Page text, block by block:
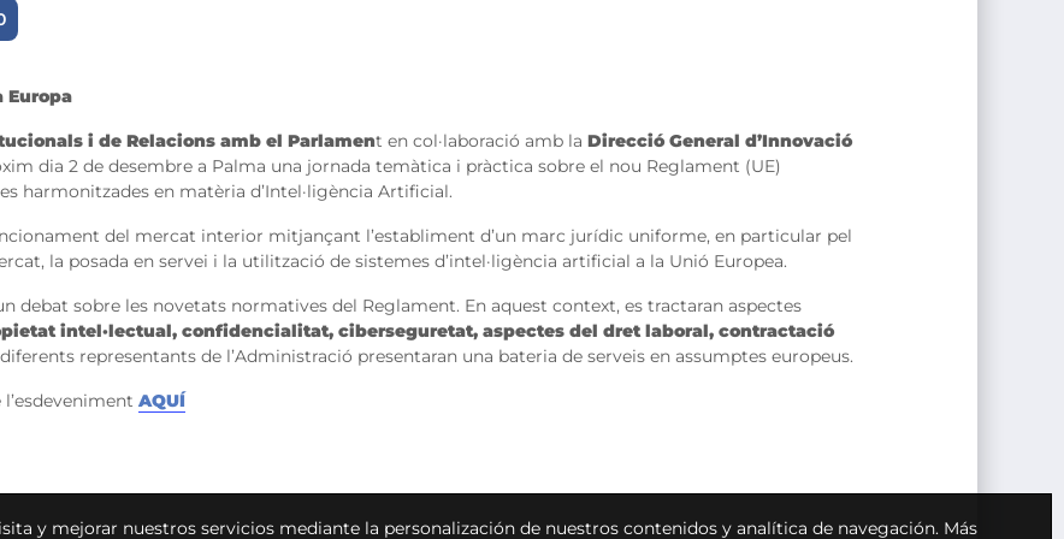
Europa
i de Relacions amb el Parlament en col·laboració amb la Direcció General d’Innovació
dia 2 de desembre a Palma una jornada temàtica i pràctica sobre el nou Reglament (UE)
harmonitzades en matèria d’Intel·ligència Artificial.
del mercat interior mitjançant l’establiment d’un marc jurídic uniforme, en particular pel
la posada en servei i la utilització de sistemes d’intel·ligència artificial a la Unió Europea.
debat sobre les novetats normatives del Reglament. En aquest context, es tractaran aspectes
intel·lectual, confidencialitat, ciberseguretat, aspectes del dret laboral, contractació
representants de l’Administració presentaran una bateria de serveis en assumptes europeus.
AQUÍ
y mejorar nuestros servicios mediante la personalización de nuestros contenidos y analítica de navegación. Más